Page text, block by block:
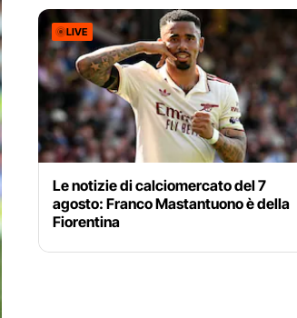
LIVE
Le notizie di calciomercato del 7
agosto: Franco Mastantuono è della
Fiorentina